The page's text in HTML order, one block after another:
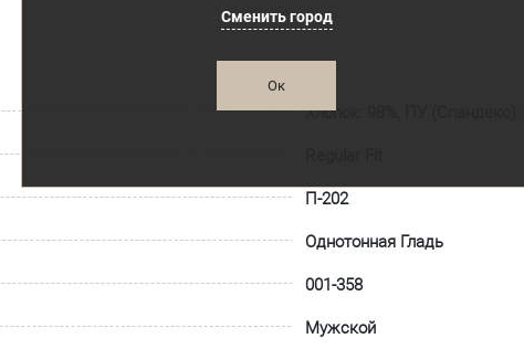
Сменить город
Ок
Хлопок: 98%, ПУ (Спандекс):
П-202
Однотонная Гладь
001-358
Мужской